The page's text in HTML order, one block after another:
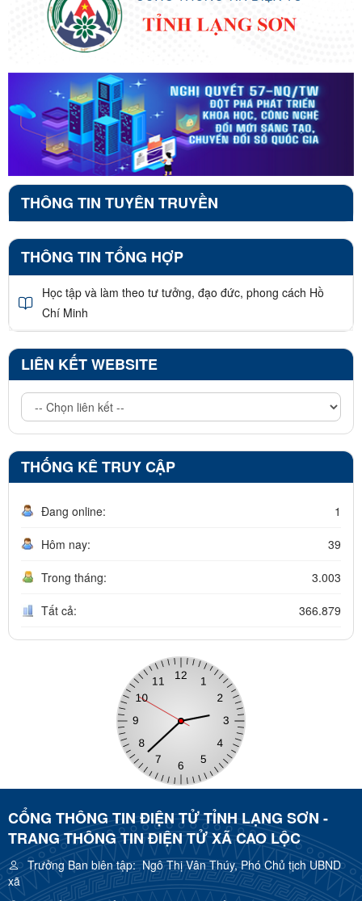
THÔNG TIN TUYÊN TRUYỀN
THÔNG TIN TỔNG HỢP
Học tập và làm theo tư tưởng, đạo đức, phong cách Hồ
Chí Minh
LIÊN KẾT WEBSITE
THỐNG KÊ TRUY CẬP
Đang online: 1
Hôm nay: 39
Trong tháng: 3.003
Tất cả: 366.879
CỔNG THÔNG TIN ĐIỆN TỬ TỈNH LẠNG SƠN -
TRANG THÔNG TIN ĐIỆN TỬ XÃ CAO LỘC
Trưởng Ban biên tập:Ngô Thị Vân Thúy, Phó Chủ tịch UBND
xã